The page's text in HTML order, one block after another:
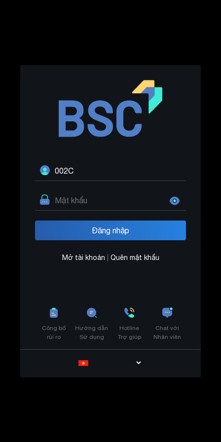
Mở tài khoản Quên mật khẩu
Công bố
rủi ro
Hướng dẫn
Sử dụng
Hotline
Trợ giúp
Chat với
Nhân viên